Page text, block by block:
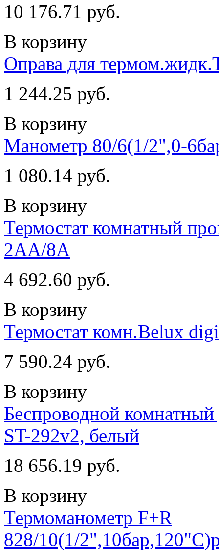
10 176.71 руб.
В корзину
Оправа для
1 244.25 руб.
В корзину
Манометр 80/6(1/2",0-
1 080.14 руб.
В корзину
Термостат комнатный
2AA/8A
4 692.60 руб.
В корзину
Термостат комн.Belux
7 590.24 руб.
В корзину
Беспроводной
ST-292v2, белый
18 656.19 руб.
В корзину
Термоманометр F+R
828/10(1/